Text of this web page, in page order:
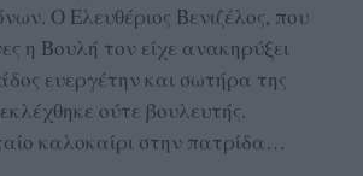
Ο Ελευθέριος Βενιζέλος, που
η Βουλή τον είχε ανακηρύξει
ευεργέτην και σωτήρα της
ούτε βουλευτής.
καλοκαίρι στην πατρίδα…